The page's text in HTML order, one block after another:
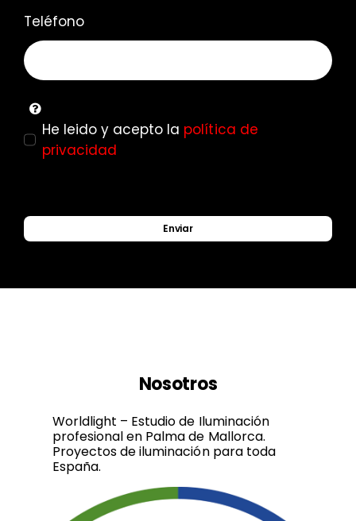
Teléfono
He leido y acepto la política de
privacidad
Enviar
Nosotros
Worldlight – Estudio de Iluminación
profesional en Palma de Mallorca.
Proyectos de iluminación para toda
España.